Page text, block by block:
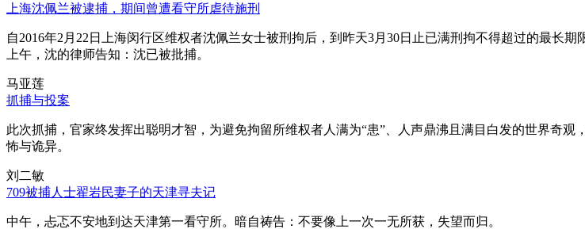
上海沈佩兰被逮捕，期间曾遭看守所虐待施刑
自2016年2月22日上海闵行区维权者沈佩兰女士被刑拘后，到昨天3月30日止已满刑拘不得超过的最长
上午，沈的律师告知：沈已被批捕。
马亚莲
抓捕与投案
此次抓捕，官家终发挥出聪明才智，为避免拘留所维权者人满为“患”、人声鼎沸且满目白发的世界奇
怖与诡异。
刘二敏
709被捕人士翟岩民妻子的天津寻夫记
中午，忐忑不安地到达天津第一看守所。暗自祷告：不要像上一次一无所获，失望而归。